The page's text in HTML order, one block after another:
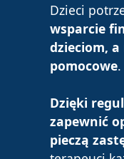
Dzieci
wsparcie
dzieciom, a
pomocowe.
Dzięki
zapewnić
pieczą